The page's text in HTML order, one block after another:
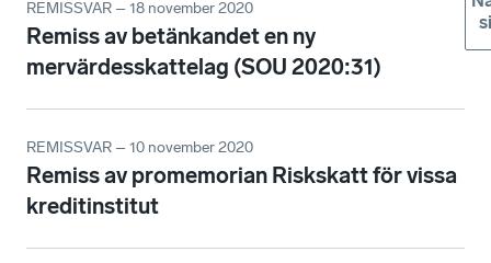
REMISSVAR – 18 november 2020
Remiss av betänkandet en ny
mervärdesskattelag (SOU 2020:31)
REMISSVAR – 10 november 2020
Remiss av promemorian Riskskatt för vissa
kreditinstitut